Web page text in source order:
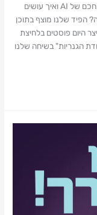
בניית אסטרטגיית לינקדאין שבאמת עובדת, שילוב חכם של AI ואיך עושים
הפיד שלנו מוצף בתוכן
היום פוסטים בלחיצת
הגנריות" בשיחה שלנו